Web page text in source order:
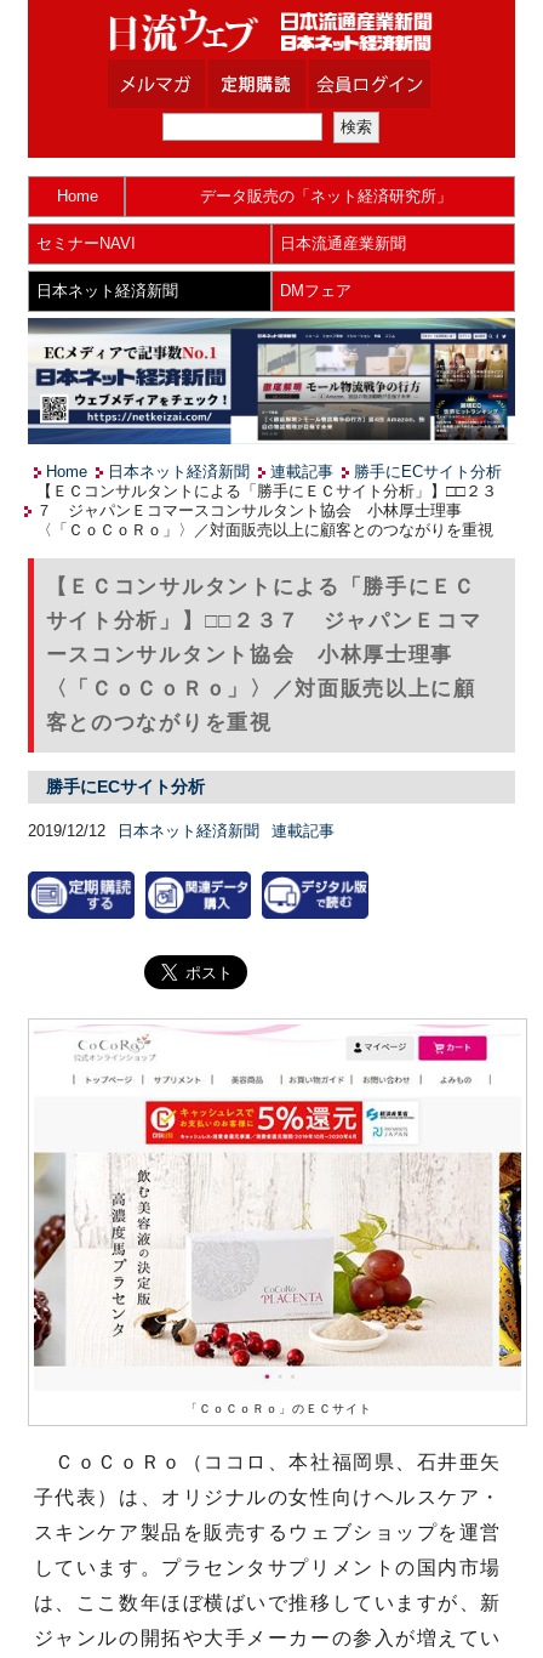
Home データ販売の「ネット経済研究所」
セミナーNAVI 日本流通産業新聞
日本ネット経済新聞 DMフェア
Home 日本ネット経済新聞 連載記事
勝手にECサイト分析
【ＥＣコンサルタントによる「勝手にＥＣサイト分析」】□□２３
７ ジャパンＥコマースコンサルタント協会 小林厚士理事
〈「ＣｏＣｏＲｏ」〉／対面販売以上に顧客とのつながりを重視
【ＥＣコンサルタントによる「勝手にＥＣ
サイト分析」】□□２３７ ジャパンＥコマ
ースコンサルタント協会 小林厚士理事
〈「ＣｏＣｏＲｏ」〉／対面販売以上に顧
客とのつながりを重視
勝手にECサイト分析
2019/12/12 日本ネット経済新聞 連載記事
「ＣｏＣｏＲｏ」のＥＣサイト
ＣｏＣｏＲｏ（ココロ、本社福岡県、石井亜矢
子代表）は、オリジナルの女性向けヘルスケア・
スキンケア製品を販売するウェブショップを運営
しています。プラセンタサプリメントの国内市場
は、ここ数年ほぼ横ばいで推移していますが、新
ジャンルの開拓や大手メーカーの参入が増えてい